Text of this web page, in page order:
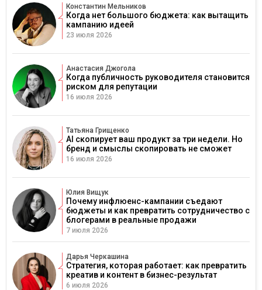
Константин Мельников
Когда нет большого бюджета: как вытащить
кампанию идеей
23 июля 2026
Анастасия Джогола
Когда публичность руководителя становится
риском для репутации
16 июля 2026
Татьяна Грищенко
AI скопирует ваш продукт за три недели. Но
бренд и смыслы скопировать не сможет
16 июля 2026
Юлия Вищук
Почему инфлюенс-кампании съедают
бюджеты и как превратить сотрудничество с
блогерами в реальные продажи
7 июля 2026
Дарья Черкашина
Стратегия, которая работает: как превратить
креатив и контент в бизнес-результат
6 июля 2026